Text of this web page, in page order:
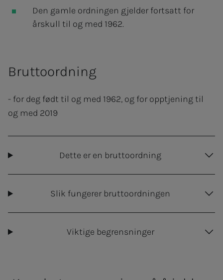
Den gamle ordningen gjelder fortsatt for
årskull til og med 1962.
Bruttoordning
- for deg født til og med 1962, og for opptjening til
og med 2019
Dette er en bruttoordning
Slik fungerer bruttoordningen
Viktige begrensninger